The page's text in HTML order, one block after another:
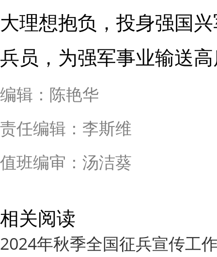
大理想抱负，投身强国
兵员，为强军事业输送
编辑：陈艳华
责任编辑：李斯维
值班编审：汤洁葵
相关阅读
2024年秋季全国征兵宣传工